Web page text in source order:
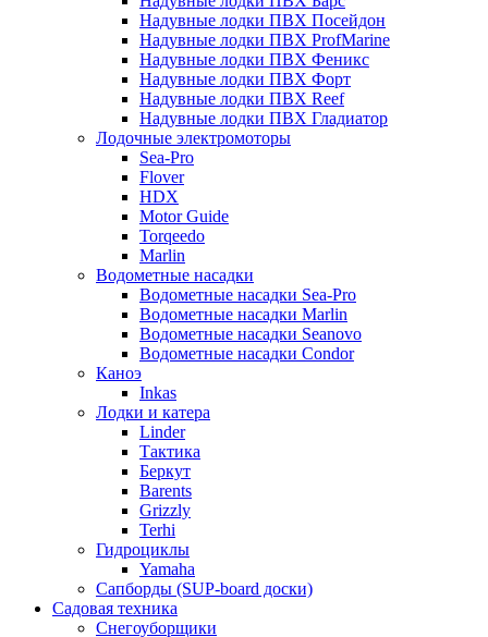
Надувные лодки ПВХ Посейдон
Надувные лодки ПВХ ProfMarine
Надувные лодки ПВХ Феникс
Надувные лодки ПВХ Форт
Надувные лодки ПВХ Reef
Надувные лодки ПВХ Гладиатор
Лодочные электромоторы
Sea-Pro
Flover
HDX
Motor Guide
Torqeedo
Marlin
Водометные насадки
Водометные насадки Sea-Pro
Водометные насадки Marlin
Водометные насадки Seanovo
Водометные насадки Condor
Каноэ
Inkas
Лодки и катера
Linder
Тактика
Беркут
Barents
Grizzly
Terhi
Гидроциклы
Yamaha
Сапборды (SUP-board доски)
Садовая техника
Снегоуборщики